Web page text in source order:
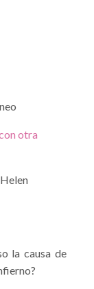
otra
la causa de